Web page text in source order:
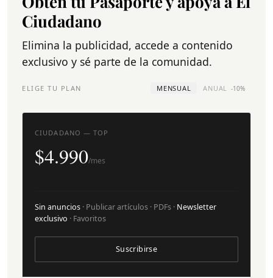
Ciudadano
Elimina la publicidad, accede a contenido
exclusivo y sé parte de la comunidad.
ELIGE TU PLAN MENSUAL ANUAL -10%
CIUDADANO — TOP
$4.990/mes
Sin anuncios · Publicar artículos · PDFs · Newsletter
exclusivo · Favoritos
Suscribirse